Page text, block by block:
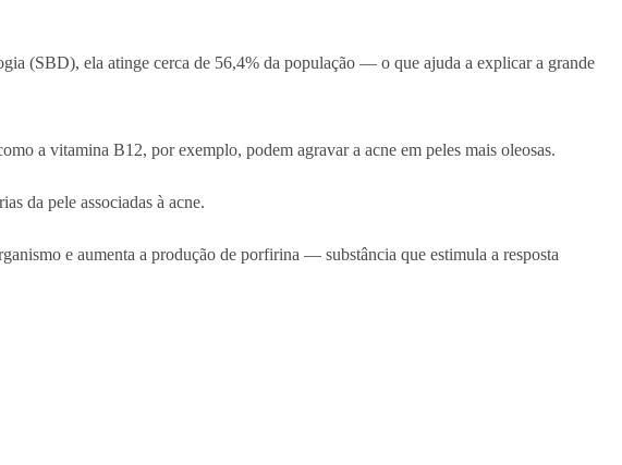
(SBD), ela atinge cerca de 56,4% da população — o que ajuda a explicar a grande
a vitamina B12, por exemplo, podem agravar a acne em peles mais oleosas.
da pele associadas à acne.
e aumenta a produção de porfirina — substância que estimula a resposta